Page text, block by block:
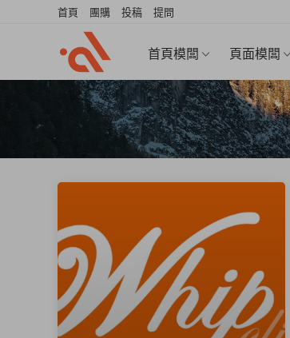
首頁模闆 頁面模闆
首頁 團購 投稿 提問